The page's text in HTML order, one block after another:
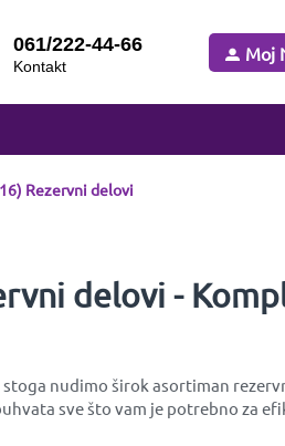
061/222-44-66
Kontakt
Moj
Rezervni delovi
delovi -
nudimo širok asortiman
sve što vam je potrebno za